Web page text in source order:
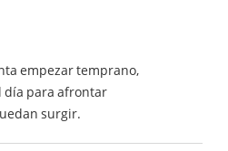
empezar temprano,
día para afrontar
surgir.